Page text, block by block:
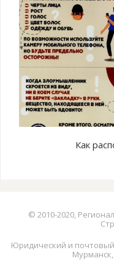
Как
© 2010-2020,
Юридический и почтовый